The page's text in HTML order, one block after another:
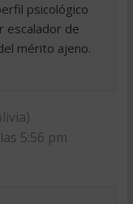
psicológico
escalador de
mérito ajeno.
5:56 pm